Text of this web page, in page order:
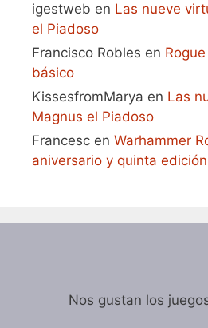
igestweb en Las nueve
el Piadoso
Francisco Robles en
básico
KissesfromMarya en Las
Magnus el Piadoso
Francesc en Warhammer
aniversario y quinta
Nos gustan los